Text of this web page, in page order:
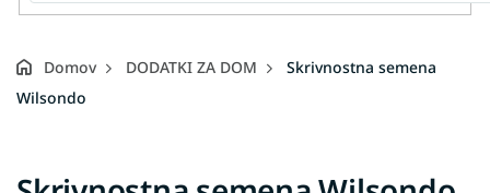
Domov DODATKI ZA DOM
Skrivnostna semena
Wilsondo